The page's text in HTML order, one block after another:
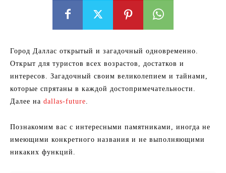
Город Даллас открытый и загадочный одновременно.
Открыт для туристов всех возрастов, достатков и
интересов. Загадочный своим великолепием и тайнами,
которые спрятаны в каждой достопримечательности.
Далее на dallas-future.
Познакомим вас с интересными памятниками, иногда не
имеющими конкретного названия и не выполняющими
никаких функций.